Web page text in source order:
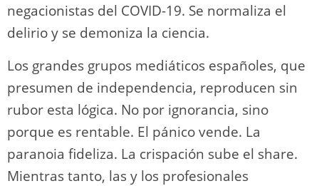
negacionistas del COVID-19. Se normaliza el
delirio y se demoniza la ciencia.
Los grandes grupos mediáticos españoles, que
presumen de independencia, reproducen sin
rubor esta lógica. No por ignorancia, sino
porque es rentable. El pánico vende. La
paranoia fideliza. La crispación sube el share.
Mientras tanto, las y los profesionales